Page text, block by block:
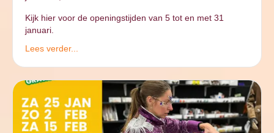
Kijk hier voor de openingstijden van 5 tot en met 31
januari.
Lees verder...